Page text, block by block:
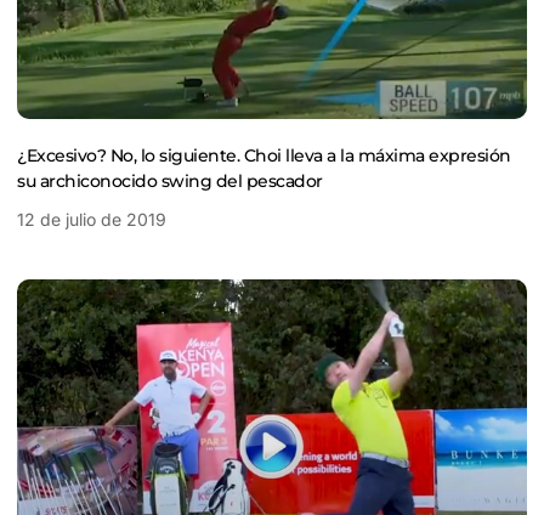
¿Excesivo? No, lo siguiente. Choi lleva a la máxima expresión
su archiconocido swing del pescador
12 de julio de 2019